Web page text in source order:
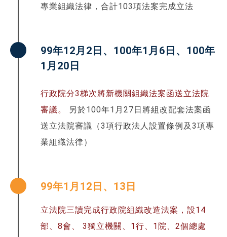
專業組織法律，合計103項法案完成立法
99年12月2日、100年1月6日、100年
1月20日
行政院分3梯次將新機關組織法案函送立法院
審議。
另於100年1月27日將組改配套法案函
送立法院審議（3項行政法人設置條例及3項專
業組織法律）
99年1月12日、13日
立法院三讀完成行政院組織改造法案，設14
部、8會、 3獨立機關、1行、1院、2個總處